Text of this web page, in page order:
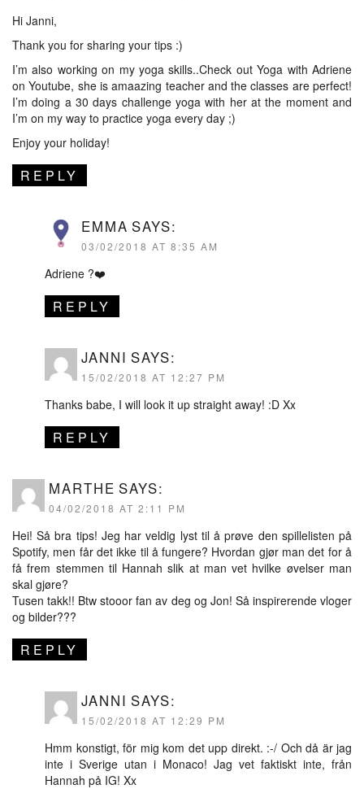
Hi Janni,
Thank you for sharing your tips :)
I’m also working on my yoga skills..Check out Yoga with Adriene
on Youtube, she is amaazing teacher and the classes are perfect!
I’m doing a 30 days challenge yoga with her at the moment and
I’m on my way to practice yoga every day ;)
Enjoy your holiday!
REPLY
EMMA SAYS:
03/02/2018 AT 8:35 AM
Adriene ?❤️
REPLY
JANNI SAYS:
15/02/2018 AT 12:27 PM
Thanks babe, I will look it up straight away! :D Xx
REPLY
MARTHE SAYS:
04/02/2018 AT 2:11 PM
Hei! Så bra tips! Jeg har veldig lyst til å prøve den spillelisten på
Spotify, men får det ikke til å fungere? Hvordan gjør man det for å
få frem stemmen til Hannah slik at man vet hvilke øvelser man
skal gjøre?
Tusen takk!! Btw stooor fan av deg og Jon! Så inspirerende vloger
og bilder???
REPLY
JANNI SAYS:
15/02/2018 AT 12:29 PM
Hmm konstigt, för mig kom det upp direkt. :-/ Och då är jag
inte i Sverige utan i Monaco! Jag vet faktiskt inte, från
Hannah på IG! Xx